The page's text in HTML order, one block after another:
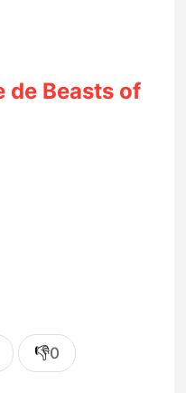
de Beasts of
👎0